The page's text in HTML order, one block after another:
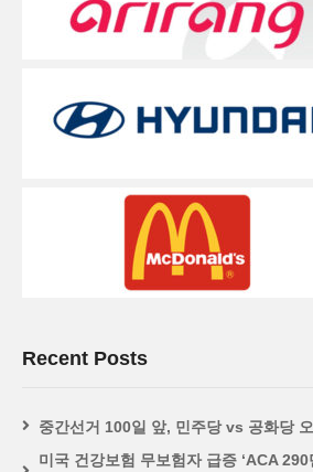
Recent Posts
중간선거 100일 앞, 민주당 vs 공화당
미국 건강보험 무보험자 급증 ‘ACA